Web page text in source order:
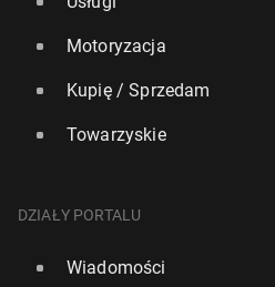
Motoryzacja
Kupię / Sprzedam
Towarzyskie
DZIAŁY PORTALU
Wiadomości